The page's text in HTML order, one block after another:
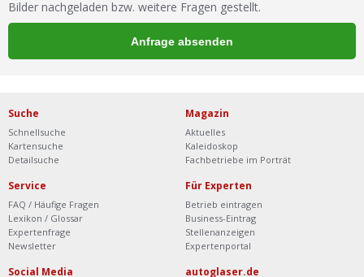
Bilder nachgeladen bzw. weitere Fragen gestellt.
Suche
Schnellsuche
Kartensuche
Detailsuche
Magazin
Aktuelles
Kaleidoskop
Fachbetriebe im Porträt
Service
FAQ / Häufige Fragen
Lexikon / Glossar
Expertenfrage
Newsletter
Für Experten
Betrieb eintragen
Business-Eintrag
Stellenanzeigen
Expertenportal
Social Media autoglaser.de